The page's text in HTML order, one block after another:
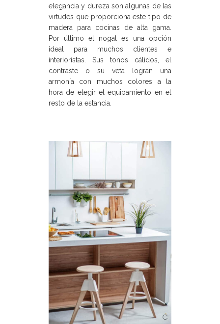
elegancia y dureza son algunas de las
virtudes que proporciona este tipo de
madera para cocinas de alta gama.
Por último el nogal es una opción
ideal para muchos clientes e
interioristas. Sus tonos cálidos, el
contraste o su veta logran una
armonía con muchos colores a la
hora de elegir el equipamiento en el
resto de la estancia.